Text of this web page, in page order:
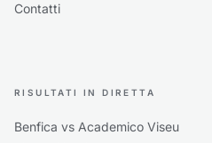
Contatti
RISULTATI IN DIRETTA
Benfica vs Academico Viseu